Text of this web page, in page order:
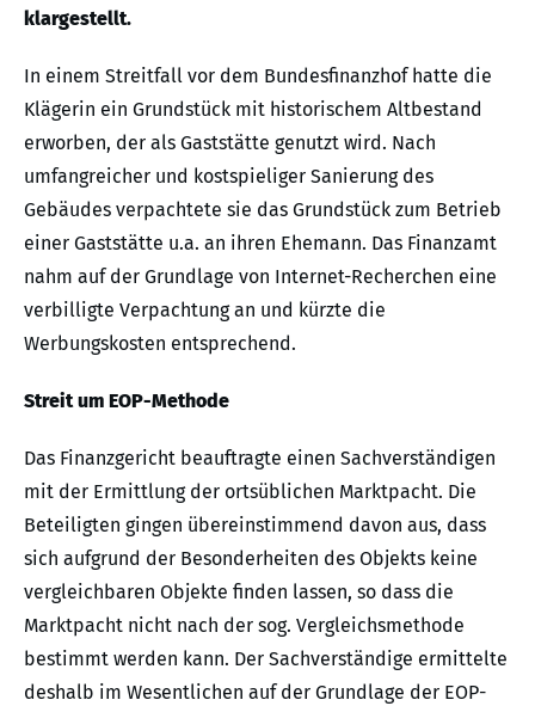
klargestellt.
In einem Streitfall vor dem Bundesfinanzhof hatte die
Klägerin ein Grundstück mit historischem Altbestand
erworben, der als Gaststätte genutzt wird. Nach
umfangreicher und kostspieliger Sanierung des
Gebäudes verpachtete sie das Grundstück zum Betrieb
einer Gaststätte u.a. an ihren Ehemann. Das Finanzamt
nahm auf der Grundlage von Internet-Recherchen eine
verbilligte Verpachtung an und kürzte die
Werbungskosten entsprechend.
Streit um EOP-Methode
Das Finanzgericht beauftragte einen Sachverständigen
mit der Ermittlung der ortsüblichen Marktpacht. Die
Beteiligten gingen übereinstimmend davon aus, dass
sich aufgrund der Besonderheiten des Objekts keine
vergleichbaren Objekte finden lassen, so dass die
Marktpacht nicht nach der sog. Vergleichsmethode
bestimmt werden kann. Der Sachverständige ermittelte
deshalb im Wesentlichen auf der Grundlage der EOP-